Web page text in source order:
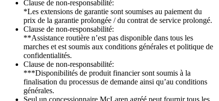
Clause de non-responsabilité:
*Les extensions de garantie sont soumises au paiement du
prix de la garantie prolongée / du contrat de service prolongé.
Clause de non-responsabilité:
**Assistance routière n’est pas disponible dans tous les
marches et est soumis aux conditions générales et politique de
confidentialités.
Clause de non-responsabilité:
***Disponibilités de produit financier sont soumis à la
finalisation du processus de demande ainsi qu’au conditions
générales.
Seul un concessionnaire McLaren agréé peut fournir tous les